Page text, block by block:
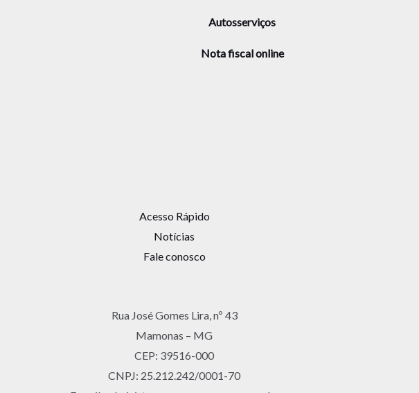
Autosserviços
Nota fiscal online
Acesso Rápido
Notícias
Fale conosco
Rua José Gomes Lira, nº 43
Mamonas – MG
CEP: 39516-000
CNPJ: 25.212.242/0001-70